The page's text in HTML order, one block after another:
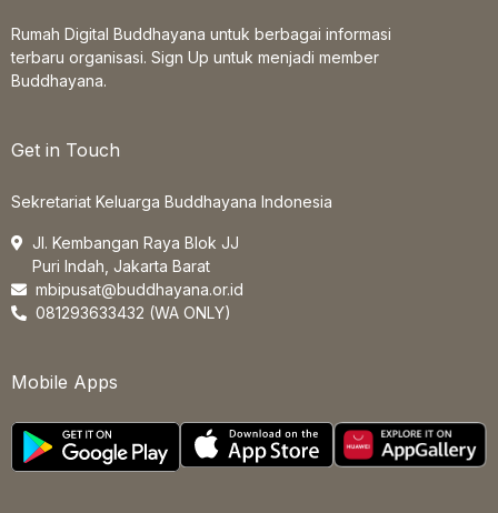
Rumah Digital Buddhayana untuk berbagai informasi
terbaru organisasi. Sign Up untuk menjadi member
Buddhayana.
Get in Touch
Sekretariat Keluarga Buddhayana Indonesia
Jl. Kembangan Raya Blok JJ
Puri Indah, Jakarta Barat
mbipusat@buddhayana.or.id
081293633432 (WA ONLY)
Mobile Apps